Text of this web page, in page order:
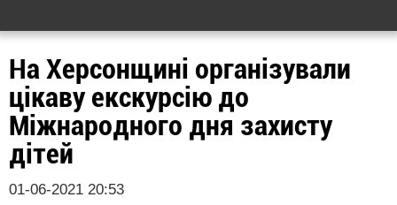
На Херсонщині організували
цікаву екскурсію до
Міжнародного дня захисту
дітей
01-06-2021 20:53